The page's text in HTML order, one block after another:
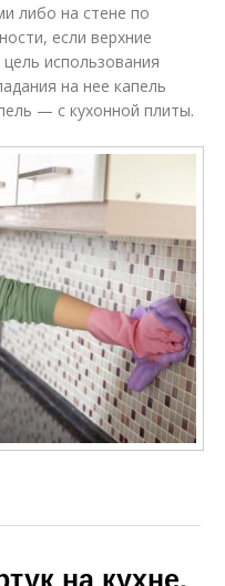
Идеальный фартук
либо на стене по
если верхние
использования
на нее капель
— с кухонной плиты.
на кухне.